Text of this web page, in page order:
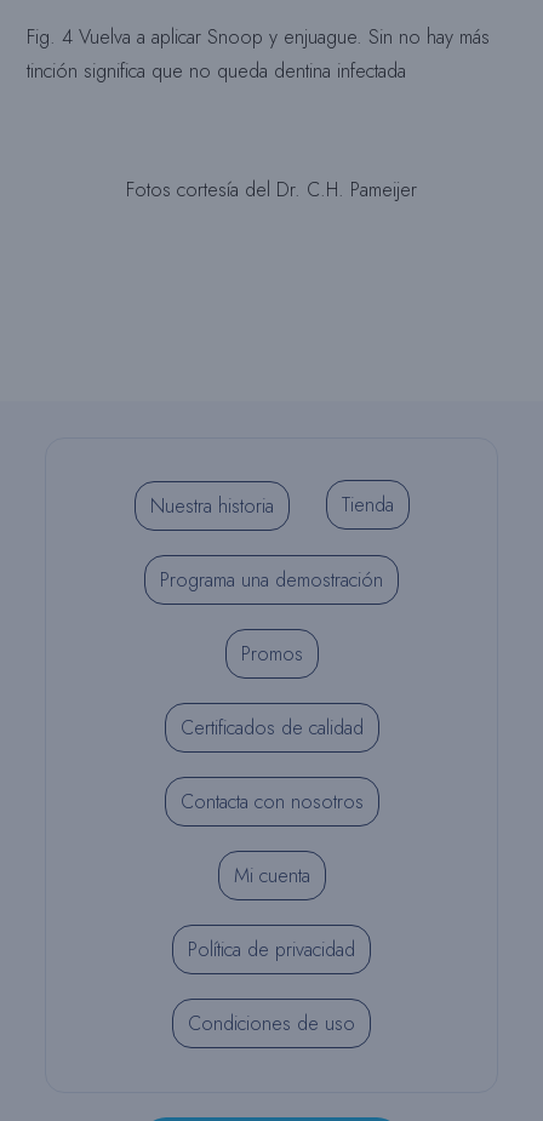
Fig. 4 Vuelva a aplicar Snoop y enjuague. Sin no hay más
tinción significa que no queda dentina infectada
Fotos cortesía del Dr. C.H. Pameijer
Nuestra historia Tienda
Programa una demostración
Promos
Certificados de calidad
Contacta con nosotros
Mi cuenta
Política de privacidad
Condiciones de uso